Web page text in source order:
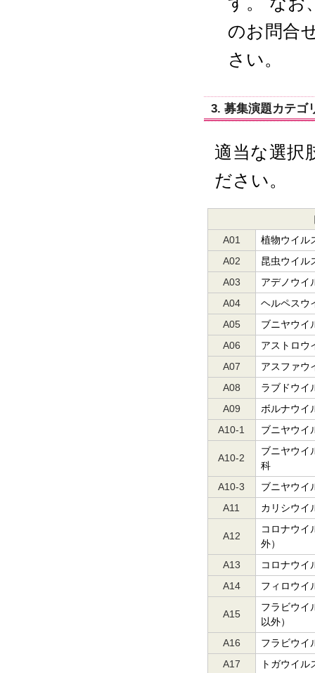
のお問合
さい。
3. 募集演題カテゴ
適当な選択
ださい。
A01
植物ウイル
A02
昆虫ウイル
A03
アデノウイ
A04
ヘルペスウ
A05
ブニヤウイ
A06
アストロウ
A07
アスファウ
A08
ラブドウイ
A09
ボルナウイ
A10-1
ブニヤウイ
A10-2
ブニヤウイ
科
A10-3
ブニヤウイ
A11
カリシウイ
A12
コロナウイ
外）
A13
コロナウイ
A14
フィロウイ
A15
フラビウイ
以外）
A16
フラビウイ
A17
トガウイル